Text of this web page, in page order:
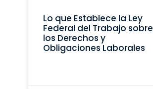
Lo que Establece la Ley
Federal del Trabajo sobre
los Derechos y
Obligaciones Laborales